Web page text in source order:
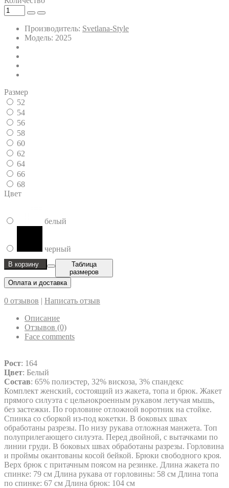
Производитель: Svetlana-Style
Модель: 2025
Размер
52
54
56
58
60
62
64
66
68
Цвет
белый
черный
В корзину
Таблица
размеров
Оплата и доставка
0 отзывов | Написать отзыв
Описание
Отзывов (0)
Face comments
Рост: 164
Цвет: Белый
Состав: 65% полиэстер, 32% вискоза, 3% спандекс
Комплект женский, состоящий из жакета, топа и брюк. Жакет
прямого силуэта с цельнокроенным рукавом летучая мышь,
без застежки. По горловине отложной воротник на стойке.
Спинка со сборкой из-под кокетки. В боковых швах
обработаны разрезы. По низу рукава отложная манжета. Топ
полуприлегающего силуэта. Перед двойной, с вытачками по
линии груди. В боковых швах обработаны разрезы. Горловина
и проймы окантованы косой бейкой. Брюки свободного кроя.
Верх брюк с притачным поясом на резинке. Длина жакета по
спинке: 79 см Длина рукава от горловины: 58 см Длина топа
по спинке: 67 см Длина брюк: 104 см